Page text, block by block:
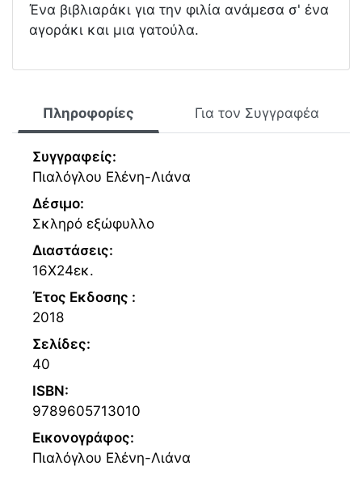
Ένα βιβλιαράκι για την φιλία ανάμεσα σ' ένα
αγοράκι και μια γατούλα.
Πληροφορίες Για τον Συγγραφέα
Συγγραφείς:
Πιαλόγλου Ελένη-Λιάνα
Δέσιμο:
Σκληρό εξώφυλλο
Διαστάσεις:
16Χ24εκ.
Έτος Εκδοσης :
2018
Σελίδες:
40
ISBN:
9789605713010
Εικονογράφος:
Πιαλόγλου Ελένη-Λιάνα